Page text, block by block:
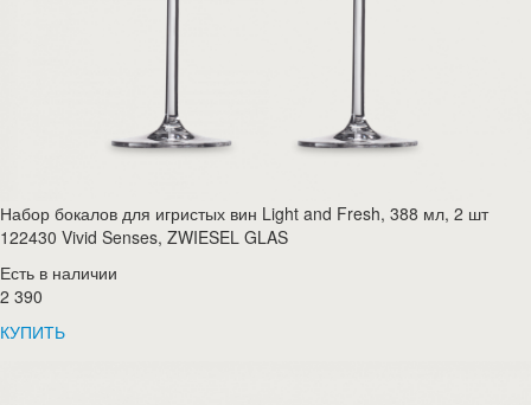
Набор бокалов для игристых вин Light and Fresh, 388 мл, 2 шт
122430 Vivid Senses, ZWIESEL GLAS
Есть в наличии
2 390
КУПИТЬ